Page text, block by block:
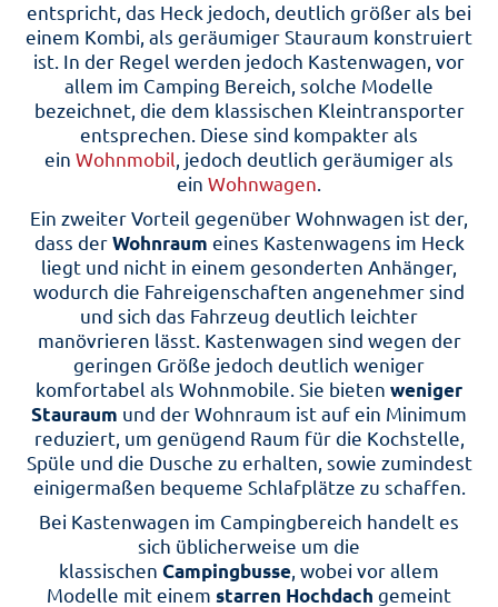
entspricht, das Heck jedoch, deutlich größer als bei
einem Kombi, als geräumiger Stauraum konstruiert
ist. In der Regel werden jedoch Kastenwagen, vor
allem im Camping Bereich, solche Modelle
bezeichnet, die dem klassischen Kleintransporter
entsprechen. Diese sind kompakter als
ein Wohnmobil, jedoch deutlich geräumiger als
ein Wohnwagen.
Ein zweiter Vorteil gegenüber Wohnwagen ist der,
dass der Wohnraum eines Kastenwagens im Heck
liegt und nicht in einem gesonderten Anhänger,
wodurch die Fahreigenschaften angenehmer sind
und sich das Fahrzeug deutlich leichter
manövrieren lässt. Kastenwagen sind wegen der
geringen Größe jedoch deutlich weniger
komfortabel als Wohnmobile. Sie bieten weniger
Stauraum und der Wohnraum ist auf ein Minimum
reduziert, um genügend Raum für die Kochstelle,
Spüle und die Dusche zu erhalten, sowie zumindest
einigermaßen bequeme Schlafplätze zu schaffen.
Bei Kastenwagen im Campingbereich handelt es
sich üblicherweise um die
klassischen Campingbusse, wobei vor allem
Modelle mit einem starren Hochdach gemeint